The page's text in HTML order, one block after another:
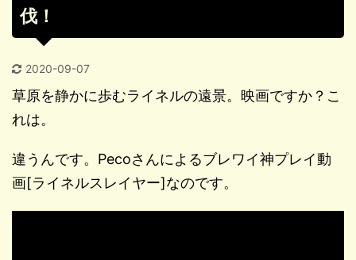
伐！
2020-09-07
草原を静かに歩むライネルの遠景。映画ですか？こ
れは。
違うんです。Pecoさんによるブレワイ神プレイ動
画[ライネルスレイヤー]なのです。